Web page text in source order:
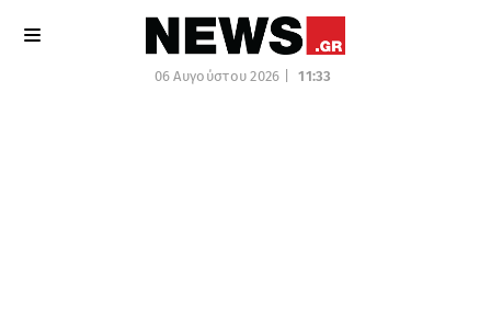
06 Αυγούστου 2026 | 11:33